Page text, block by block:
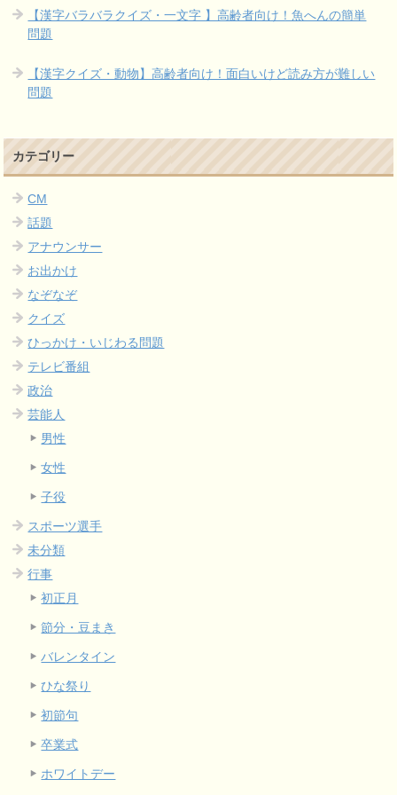
【漢字バラバラクイズ・一文字 】高齢者向け！魚へんの簡単
問題
【漢字クイズ・動物】高齢者向け！面白いけど読み方が難しい
問題
カテゴリー
CM
話題
アナウンサー
お出かけ
なぞなぞ
クイズ
ひっかけ・いじわる問題
テレビ番組
政治
芸能人
男性
女性
子役
スポーツ選手
未分類
行事
初正月
節分・豆まき
バレンタイン
ひな祭り
初節句
卒業式
ホワイトデー